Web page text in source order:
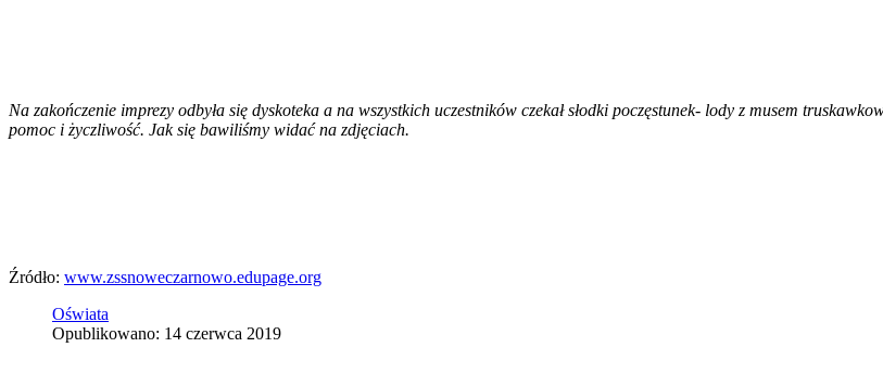
Na zakończenie imprezy odbyła się dyskoteka a na wszystkich uczestników czekał słodki poczęstunek- lody z musem
pomoc i życzliwość. Jak się bawiliśmy widać na zdjęciach.
Źródło: www.zssnoweczarnowo.edupage.org
Oświata
Opublikowano: 14 czerwca 2019